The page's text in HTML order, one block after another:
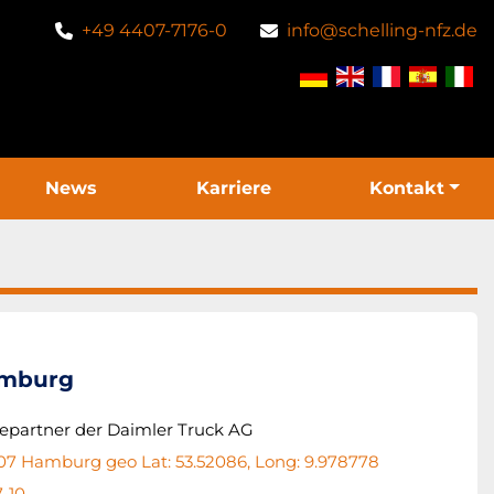
+49 4407-7176-0 info@schelling-nfz.de
News Karriere Kontakt
der Daimler Truck AG
Hamburg geo Lat: 53.52086, Long: 9.978778